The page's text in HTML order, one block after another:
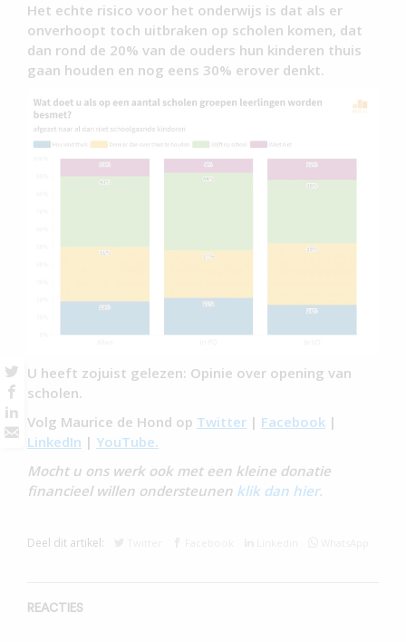
Het echte risico voor het onderwijs is dat als er
onverhoopt toch uitbraken op scholen komen, dat
dan rond de 20% van de ouders hun kinderen thuis
gaan houden en nog eens 30% erover denkt.
U heeft zojuist gelezen: Opinie over opening van
scholen.
Volg Maurice de Hond op Twitter | Facebook |
LinkedIn | YouTube.
Mocht u ons werk ook met een kleine donatie
financieel willen ondersteunen klik dan hier.
Deel dit artikel:
REACTIES